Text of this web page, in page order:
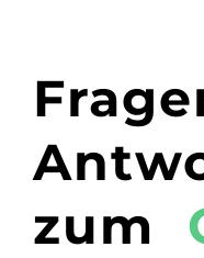
zum